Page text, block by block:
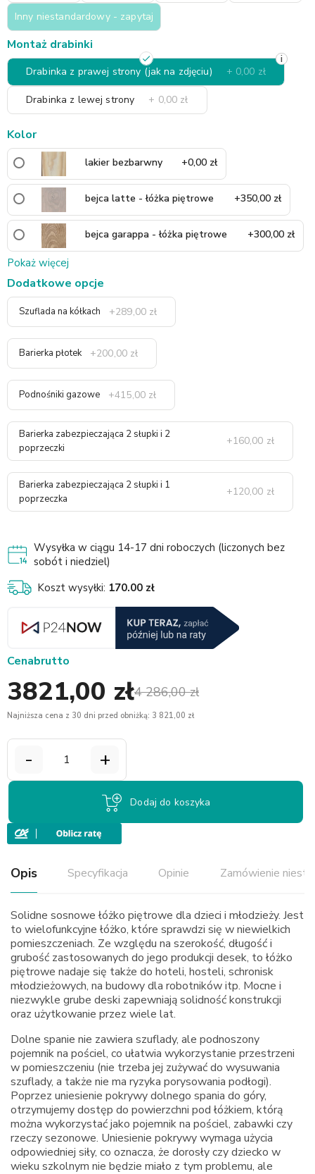
Inny niestandardowy - zapytaj
Montaż drabinki
i
Drabinka z prawej strony (jak na zdjęciu)
+ 0,00 zł
Drabinka z lewej strony + 0,00 zł
Kolor
lakier bezbarwny +0,00 zł
bejca latte - łóżka piętrowe +350,00 zł
bejca garappa - łóżka piętrowe +300,00 zł
Pokaż więcej
Dodatkowe opcje
Szuflada na kółkach +289,00 zł
Barierka płotek +200,00 zł
Podnośniki gazowe +415,00 zł
Barierka zabezpieczająca 2 słupki i 2
poprzeczki
+160,00 zł
Barierka zabezpieczająca 2 słupki i 1
poprzeczka
+120,00 zł
Wysyłka w ciągu 14-17 dni roboczych (liczonych bez
sobót i niedziel)
Koszt wysyłki: 170.00 zł
4 286,00 zł
Cenabrutto
3821,00 zł
Najniższa cena z 30 dni przed obniżką: 3 821,00 zł
- +
Dodaj do koszyka
Opis Specyfikacja Opinie Zamówienie
Solidne sosnowe łóżko piętrowe dla dzieci i młodzieży. Jest
to wielofunkcyjne łóżko, które sprawdzi się w niewielkich
pomieszczeniach. Ze względu na szerokość, długość i
grubość zastosowanych do jego produkcji desek, to łóżko
piętrowe nadaje się także do hoteli, hosteli, schronisk
młodzieżowych, na budowy dla robotników itp. Mocne i
niezwykle grube deski zapewniają solidność konstrukcji
oraz użytkowanie przez wiele lat.
Dolne spanie nie zawiera szuflady, ale podnoszony
pojemnik na pościel, co ułatwia wykorzystanie przestrzeni
w pomieszczeniu (nie trzeba jej zużywać do wysuwania
szuflady, a także nie ma ryzyka porysowania podłogi).
Poprzez uniesienie pokrywy dolnego spania do góry,
otrzymujemy dostęp do powierzchni pod łóżkiem, którą
można wykorzystać jako pojemnik na pościel, zabawki czy
rzeczy sezonowe. Uniesienie pokrywy wymaga użycia
odpowiedniej siły, co oznacza, że dorosły czy dziecko w
wieku szkolnym nie będzie miało z tym problemu, ale